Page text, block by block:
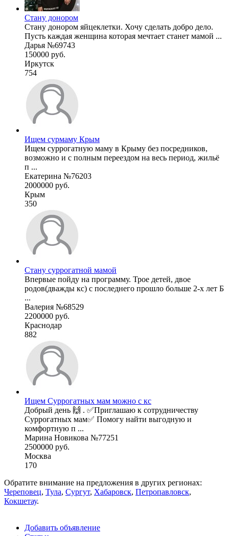
Стану донором
Стану донором яйцеклетки. Хочу сделать добро дело.
Пусть каждая женщина которая мечтает станет мамой ...
Дарья №69743
150000 руб.
Иркутск
754
Ищем сурмаму Крым
Ищем суррогатную маму в Крыму без посредников,
возможно и с полным переездом на весь период, жильё
п ...
Екатерина №76203
2000000 руб.
Крым
350
Стану суррогатной мамой
Впервые пойду на программу. Трое детей, двое
родов(дважды кс) с последнего прошло больше 2-х лет Б
...
Валерия №68529
2200000 руб.
Краснодар
882
Ищем Суррогатных мам можно с кс
Добрый день 🙌 . ✅Приглашаю к сотрудничеству
Суррогатных мам✅ Помогу найти выгодную и
комфортную п ...
Марина Новикова №77251
2500000 руб.
Москва
170
Обратите внимание на предложения в других регионах:
Череповец, Тула, Сургут, Хабаровск, Петропавловск,
Кокшетау.
Добавить объявление